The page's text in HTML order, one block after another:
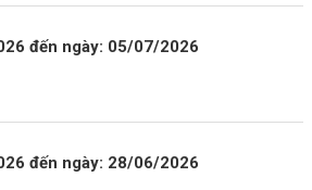
đến ngày: 05/07/2026
đến ngày: 28/06/2026